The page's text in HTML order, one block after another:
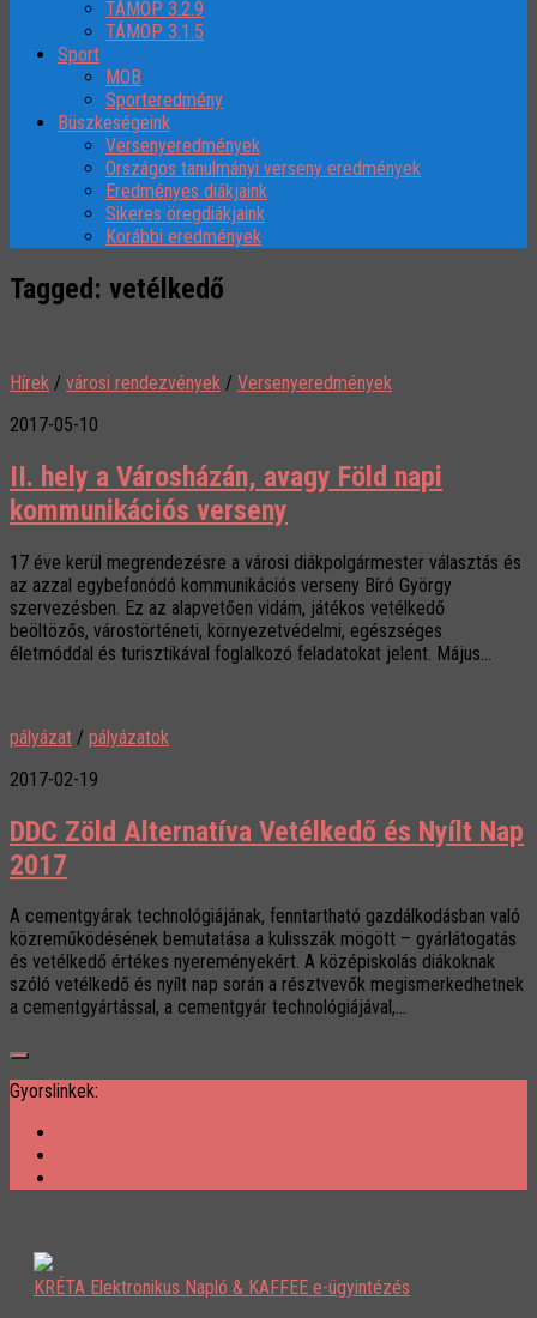
TÁMOP 3.2.9
TÁMOP 3.1.5
Sport
MOB
Sporteredmény
Büszkeségeink
Versenyeredmények
Országos tanulmányi verseny eredmények
Eredményes diákjaink
Sikeres öregdiákjaink
Korábbi eredmények
Tagged: vetélkedő
Hírek / városi rendezvények / Versenyeredmények
2017-05-10
II. hely a Városházán, avagy Föld napi
kommunikációs verseny
17 éve kerül megrendezésre a városi diákpolgármester választás és
az azzal egybefonódó kommunikációs verseny Bíró György
szervezésben. Ez az alapvetően vidám, játékos vetélkedő
beöltözős, várostörténeti, környezetvédelmi, egészséges
életmóddal és turisztikával foglalkozó feladatokat jelent. Május...
pályázat / pályázatok
2017-02-19
DDC Zöld Alternatíva Vetélkedő és Nyílt Nap
2017
A cementgyárak technológiájának, fenntartható gazdálkodásban való
közreműködésének bemutatása a kulisszák mögött – gyárlátogatás
és vetélkedő értékes nyereményekért. A középiskolás diákoknak
szóló vetélkedő és nyílt nap során a résztvevők megismerkedhetnek
a cementgyártással, a cementgyár technológiájával,...
Gyorslinkek:
KRÉTA Elektronikus Napló & KAFFEE e-ügyintézés